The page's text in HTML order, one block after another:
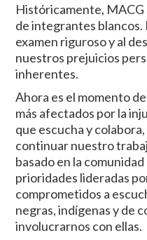
Históricamente,
de integrantes
examen riguroso y al
nuestros prejuicios
inherentes.
Ahora es el momento
más afectados por la
que escucha y
continuar nuestro
basado en la
prioridades lideradas
comprometidos a
negras, indígenas y de
involucrarnos con ellas.